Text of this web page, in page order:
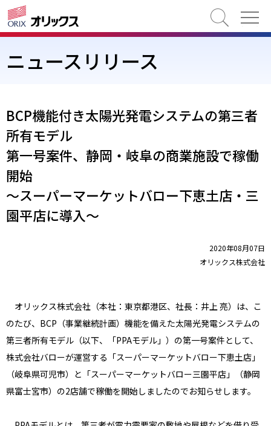
検索
ニュースリリース
BCP機能付き太陽光発電システムの第三者
所有モデル
第一号案件、静岡・岐阜の商業施設で稼働
開始
～スーパーマーケットバロー下恵土店・三
園平店に導入～
2020年08月07日
オリックス株式会社
オリックス株式会社（本社：東京都港区、社長：井上 亮）は、こ
のたび、BCP（事業継続計画）機能を備えた太陽光発電システムの
第三者所有モデル（以下、「PPAモデル」）の第一号案件として、
株式会社バローが運営する「スーパーマーケットバロー下恵土店」
（岐阜県可児市）と「スーパーマーケットバロー三園平店」（静岡
県富士宮市）の2店舗で稼働を開始しましたのでお知らせします。